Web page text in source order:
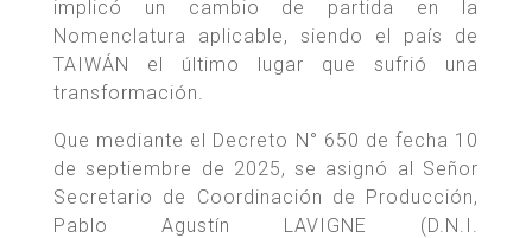
implicó un cambio de partida en la
Nomenclatura aplicable, siendo el país de
TAIWÁN el último lugar que sufrió una
transformación.
Que mediante el Decreto N° 650 de fecha 10
de septiembre de 2025, se asignó al Señor
Secretario de Coordinación de Producción,
Pablo Agustín LAVIGNE (D.N.I.